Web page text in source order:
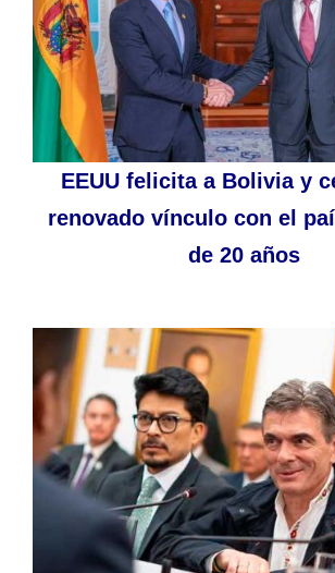
EEUU felicita a Bolivia y
renovado vínculo con el
de 20 años